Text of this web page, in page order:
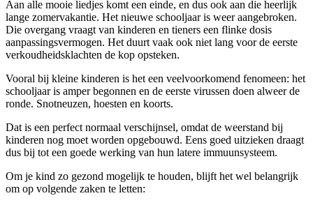
Aan alle mooie liedjes komt een einde, en dus ook aan die heerlijk
lange zomervakantie. Het nieuwe schooljaar is weer aangebroken.
Die overgang vraagt van kinderen en tieners een flinke dosis
aanpassingsvermogen. Het duurt vaak ook niet lang voor de eerste
verkoudheidsklachten de kop opsteken.
Vooral bij kleine kinderen is het een veelvoorkomend fenomeen: het
schooljaar is amper begonnen en de eerste virussen doen alweer de
ronde. Snotneuzen, hoesten en koorts.
Dat is een perfect normaal verschijnsel, omdat de weerstand bij
kinderen nog moet worden opgebouwd. Eens goed uitzieken draagt
dus bij tot een goede werking van hun latere immuunsysteem.
Om je kind zo gezond mogelijk te houden, blijft het wel belangrijk
om op volgende zaken te letten: